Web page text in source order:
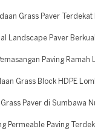
Grass Paver Terdekat
Landscape Paver
Paving Ramah
Grass Block HDPE
Paver di Sumbawa
Permeable Paving